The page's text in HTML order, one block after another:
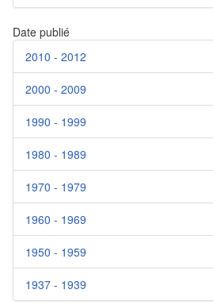
Date publié
2010 - 2012
2000 - 2009
1990 - 1999
1980 - 1989
1970 - 1979
1960 - 1969
1950 - 1959
1937 - 1939